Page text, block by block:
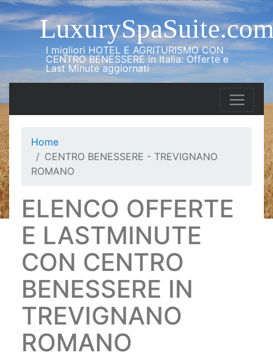
I migliori HOTEL E AGRITURISMO CON
CENTRO BENESSERE in Italia: Offerte e
Last Minute aggiornati
Home
CENTRO BENESSERE - TREVIGNANO
ROMANO
ELENCO OFFERTE
E LASTMINUTE
CON CENTRO
BENESSERE IN
TREVIGNANO
ROMANO